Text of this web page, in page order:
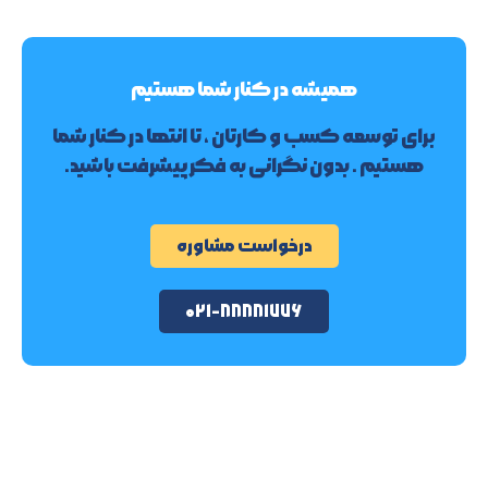
همیشه در کنار شما هستیم
برای توسعه کسب و کارتان ، تا انتها در کنار شما
هستیم . بدون نگرانی به فکر پیشرفت باشید.
درخواست مشاوره
۰۲۱-۸۸۸۸۱۷۷۶